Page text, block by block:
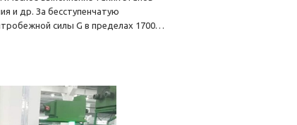
и др. За бесступенчатую
силы G в пределах 1700…